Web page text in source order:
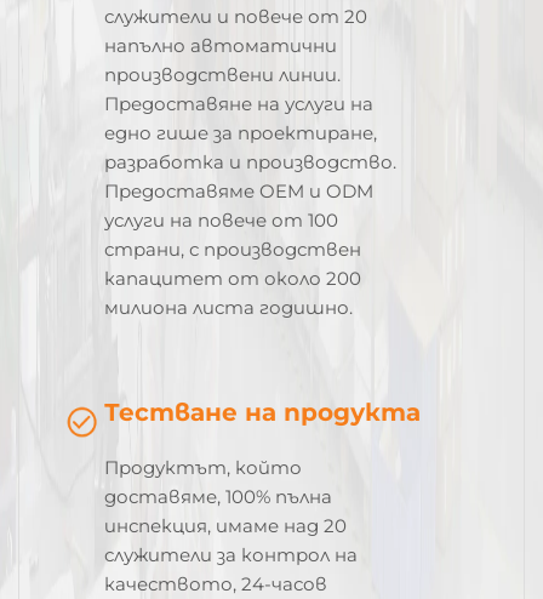
служители и повече от 20
напълно автоматични
производствени линии.
Предоставяне на услуги на
едно гише за проектиране,
разработка и производство.
Предоставяме OEM и ODM
услуги на повече от 100
страни, с производствен
капацитет от около 200
милиона листа годишно.
Тестване на продукта
Продуктът, който
доставяме, 100% пълна
инспекция, имаме над 20
служители за контрол на
качеството, 24-часов